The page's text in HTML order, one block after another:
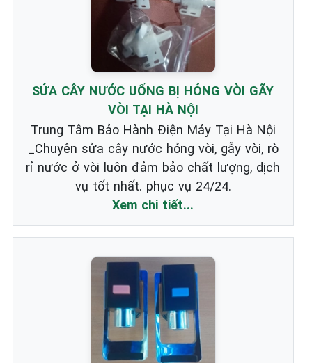
SỬA CÂY NƯỚC UỐNG BỊ HỎNG VÒI GÃY
VÒI TẠI HÀ NỘI
Trung Tâm Bảo Hành Điện Máy Tại Hà Nội
_Chuyên sửa cây nước hỏng vòi, gẫy vòi, rò
rỉ nước ở vòi luôn đảm bảo chất lượng, dịch
vụ tốt nhất. phục vụ 24/24.
Xem chi tiết...